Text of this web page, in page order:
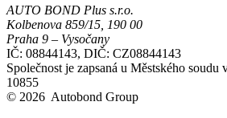
AUTO BOND Plus s.r.o.
Kolbenova 859/15, 190 00
Praha 9 – Vysočany
IČ: 08844143, DIČ: CZ08844143
Společnost je zapsaná u Městského
10855
© 2026 Autobond Group